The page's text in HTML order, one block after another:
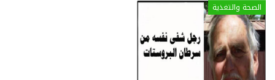
الصحة والتغذية